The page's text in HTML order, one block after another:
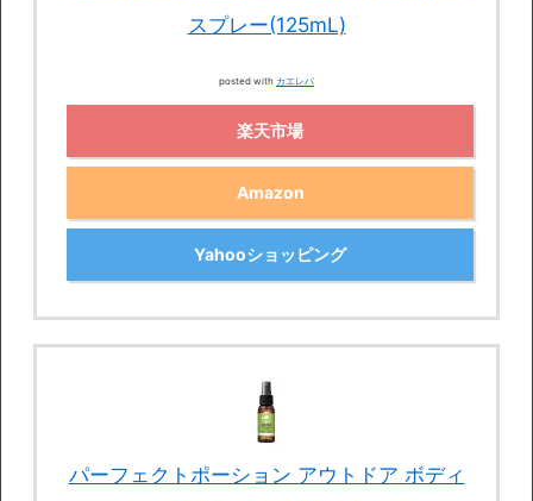
スプレー(125mL)
posted with カエレバ
楽天市場
Amazon
Yahooショッピング
パーフェクトポーション アウトドア ボディ